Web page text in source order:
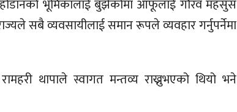
भूमिकालाई बुझेकोमा आफूलाई गौरव महसुस
सबै व्यवसायीलाई समान रूपले व्यवहार गर्नुपर्नेमा
थापाले स्वागत मन्तव्य राख्नुभएको थियो भने